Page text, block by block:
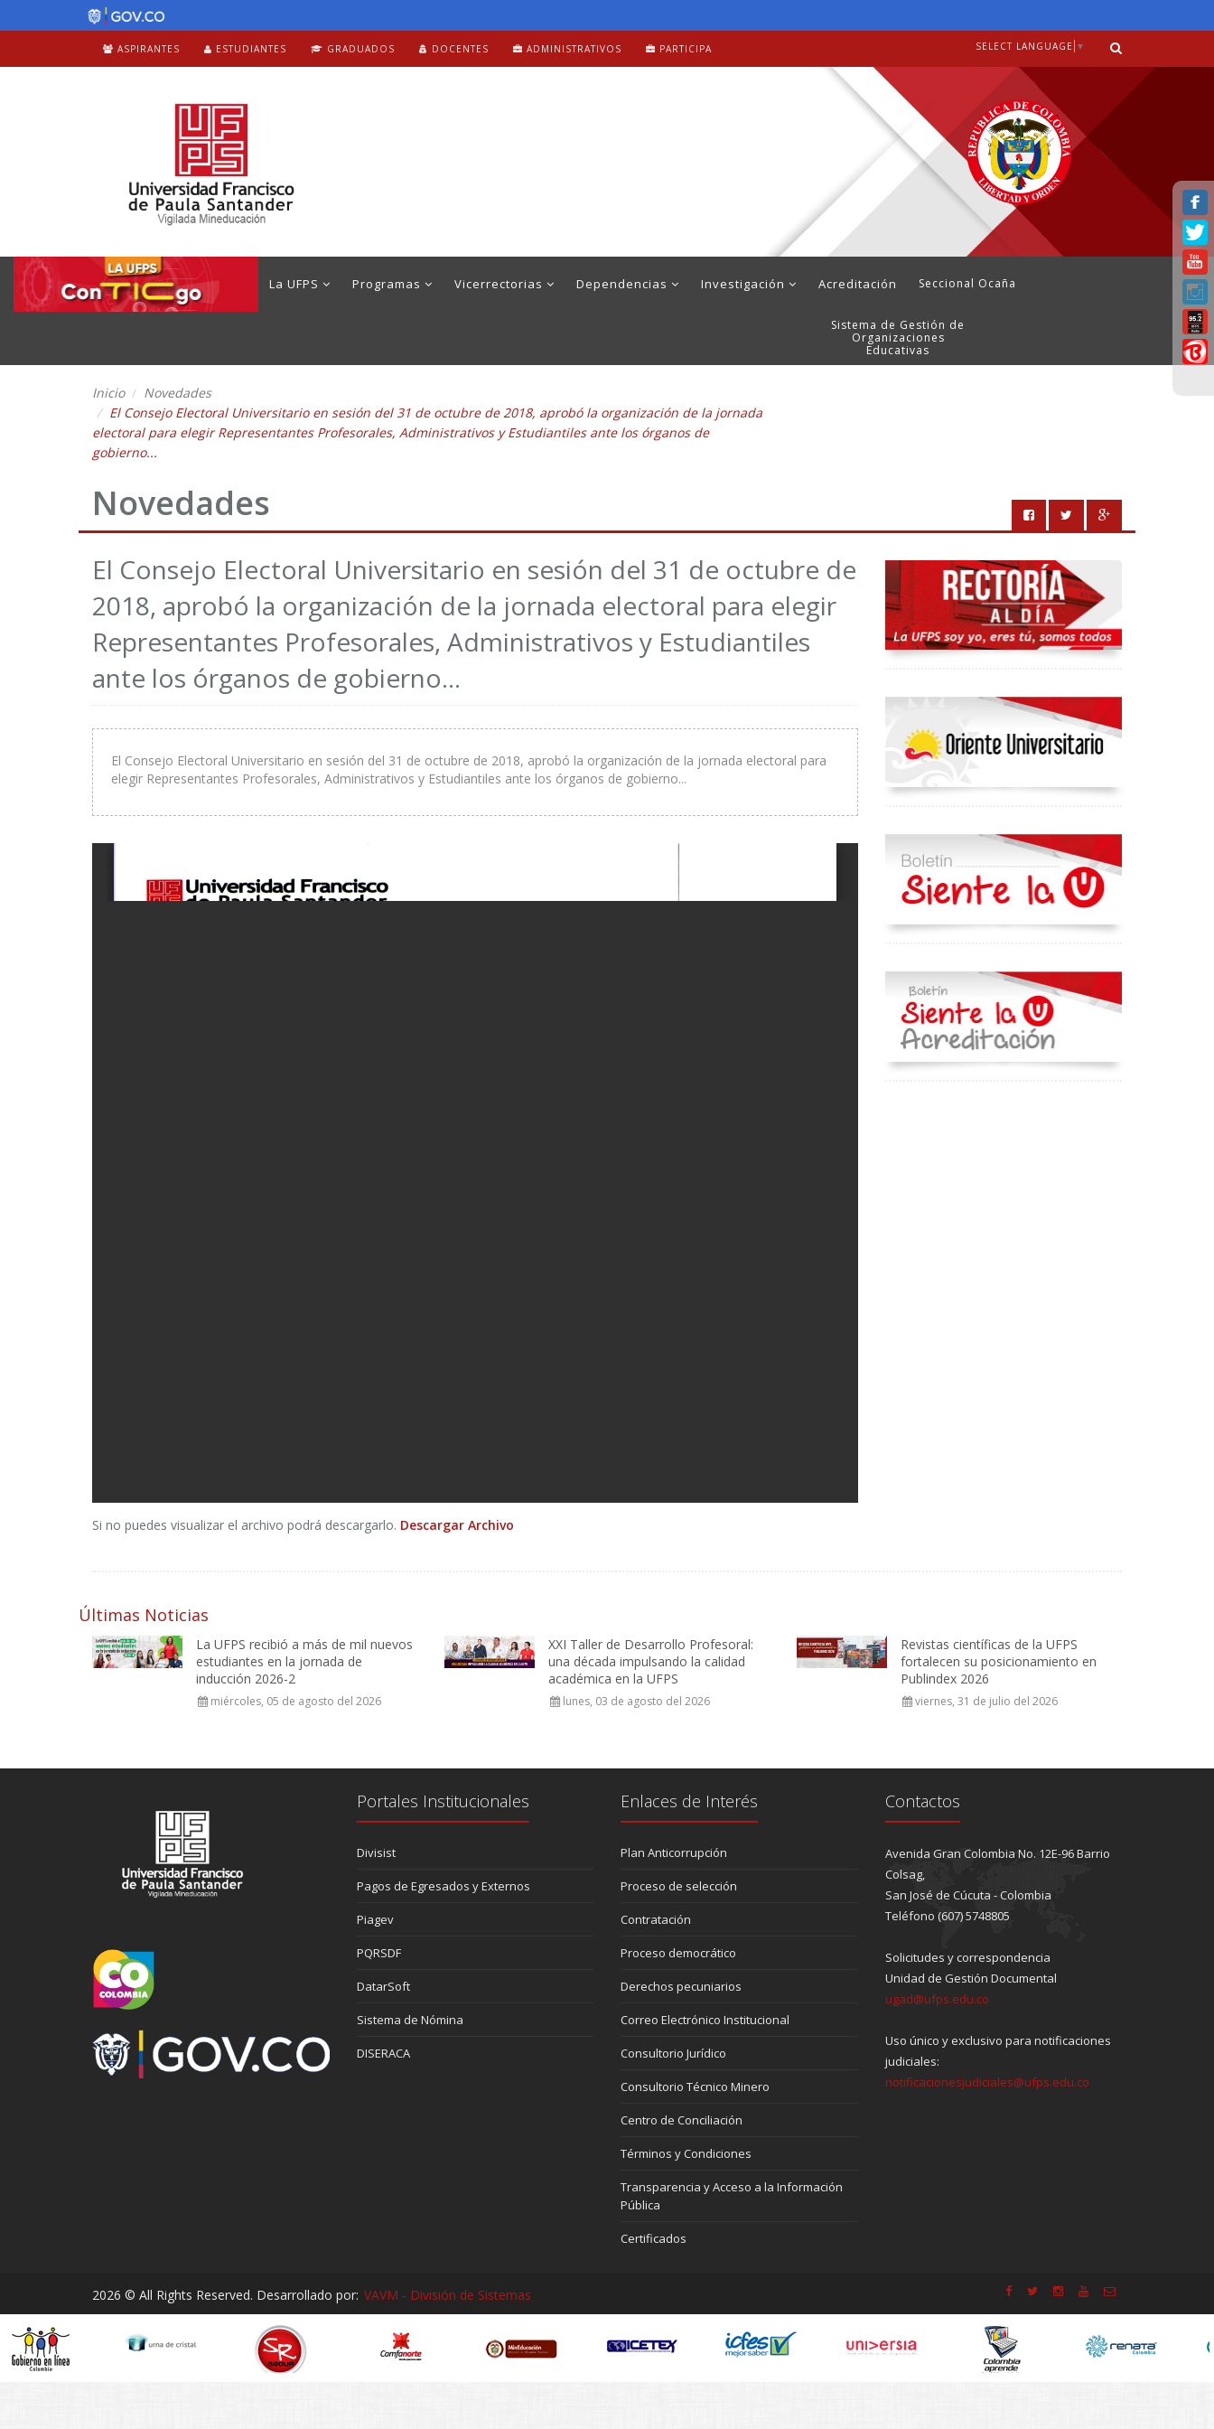
ASPIRANTES ESTUDIANTES GRADUADOS DOCENTES ADMINISTRATIVOS PARTICIPA SELECT LANGUAGE ▼
La UFPS Programas Vicerrectorias Dependencias Investigación Acreditación Seccional Ocaña
Sistema de Gestión de
Organizaciones
Educativas
Inicio
Novedades
El Consejo Electoral Universitario en sesión del 31 de octubre de 2018, aprobó la organización de la jornada
electoral para elegir Representantes Profesorales, Administrativos y Estudiantiles ante los órganos de
gobierno...
Novedades
El Consejo Electoral Universitario en sesión del 31 de octubre de
2018, aprobó la organización de la jornada electoral para elegir
Representantes Profesorales, Administrativos y Estudiantiles
ante los órganos de gobierno...
El Consejo Electoral Universitario en sesión del 31 de octubre de 2018, aprobó la organización de la jornada electoral para
elegir Representantes Profesorales, Administrativos y Estudiantiles ante los órganos de gobierno...
Si no puedes visualizar el archivo podrá descargarlo. Descargar Archivo
Últimas Noticias
La UFPS recibió a más de mil nuevos
estudiantes en la jornada de
inducción 2026-2
miércoles, 05 de agosto del 2026
XXI Taller de Desarrollo Profesoral:
una década impulsando la calidad
académica en la UFPS
lunes, 03 de agosto del 2026
Revistas científicas de la UFPS
fortalecen su posicionamiento en
Publindex 2026
viernes, 31 de julio del 2026
Portales Institucionales
Divisist
Pagos de Egresados y Externos
Piagev
PQRSDF
DatarSoft
Sistema de Nómina
DISERACA
Enlaces de Interés
Plan Anticorrupción
Proceso de selección
Contratación
Proceso democrático
Derechos pecuniarios
Correo Electrónico Institucional
Consultorio Jurídico
Consultorio Técnico Minero
Centro de Conciliación
Términos y Condiciones
Transparencia y Acceso a la Información
Pública
Certificados
Contactos
Avenida Gran Colombia No. 12E-96 Barrio
Colsag,
San José de Cúcuta - Colombia
Teléfono (607) 5748805
Solicitudes y correspondencia
Unidad de Gestión Documental
ugad@ufps.edu.co
Uso único y exclusivo para notificaciones
judiciales:
notificacionesjudiciales@ufps.edu.co
2026 © All Rights Reserved. Desarrollado por: VAVM - División de Sistemas